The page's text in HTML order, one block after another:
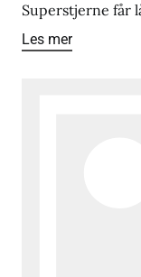
Superstjerne får
Les mer